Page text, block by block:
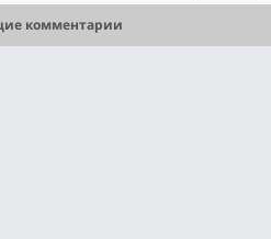
комментарии